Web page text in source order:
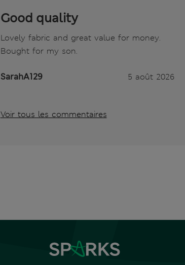
Good quality
Lovely fabric and great value for money.
Bought for my son.
SarahA129 5 août 2026
Voir tous les commentaires